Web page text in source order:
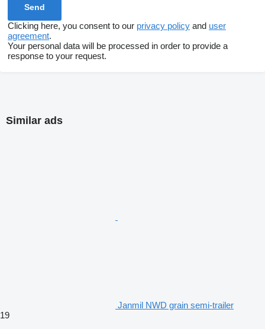
Clicking here, you consent to our privacy policy and user
agreement.
Your personal data will be processed in order to provide a
response to your request.
Similar ads
Janmil NWD grain semi-trailer
19